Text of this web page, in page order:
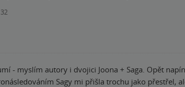
32
- myslím autory i dvojici Joona + Saga. Opět
na své. Scéna s pronásledováním Sagy mi přišla trochu jako